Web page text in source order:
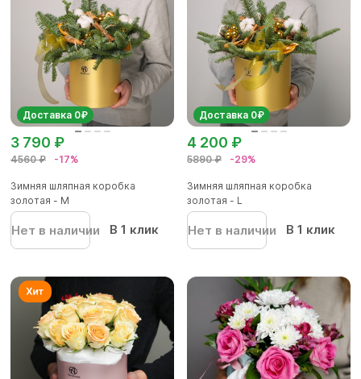
Доставка 0₽
4560 ₽ -17%
3 790 ₽
Зимняя шляпная коробка
золотая - М
Нет в наличии В 1 клик
Доставка 0₽
5890 ₽ -29%
4 200 ₽
Зимняя шляпная коробка
золотая - L
Нет в наличии В 1 клик